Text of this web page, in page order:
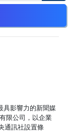
具影響力的新聞媒
限公司，以企業
通訊社設置條